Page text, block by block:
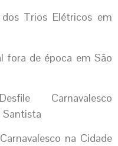
Trios Elétricos em
fora de época em São
Carnavalesco
Santista
na Cidade